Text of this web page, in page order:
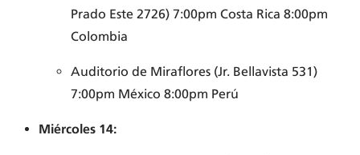
Prado Este 2726) 7:00pm Costa Rica 8:00pm
Colombia
Auditorio de Miraflores (Jr. Bellavista 531)
7:00pm México 8:00pm Perú
Miércoles 14: